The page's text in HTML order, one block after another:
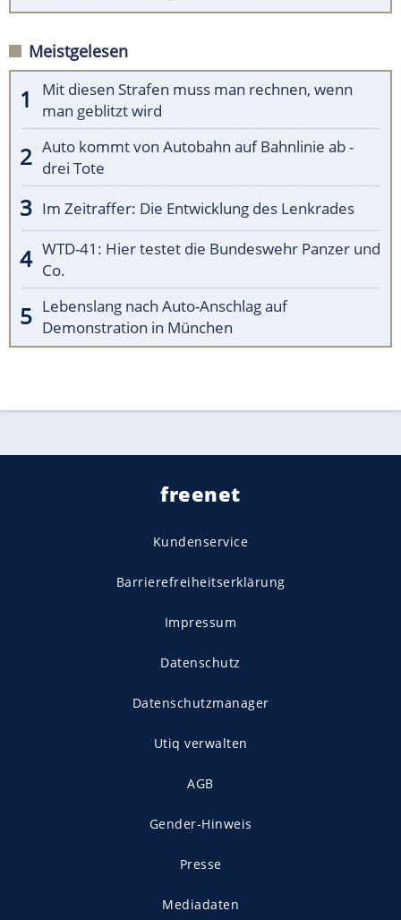
Meistgelesen
Mit diesen Strafen muss man rechnen, wenn
man geblitzt wird
Auto kommt von Autobahn auf Bahnlinie ab -
drei Tote
Im Zeitraffer: Die Entwicklung des Lenkrades
WTD-41: Hier testet die Bundeswehr Panzer und
Co.
Lebenslang nach Auto-Anschlag auf
Demonstration in München
freenet
Kundenservice
Barrierefreiheitserklärung
Impressum
Datenschutz
Datenschutzmanager
Utiq verwalten
AGB
Gender-Hinweis
Presse
Mediadaten